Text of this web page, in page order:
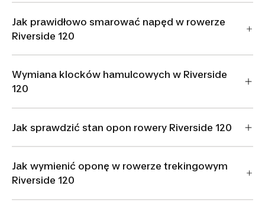
Jak prawidłowo smarować napęd w rowerze
Riverside 120
Wymiana klocków hamulcowych w Riverside
120
Jak sprawdzić stan opon rowery Riverside 120
Jak wymienić oponę w rowerze trekingowym
Riverside 120